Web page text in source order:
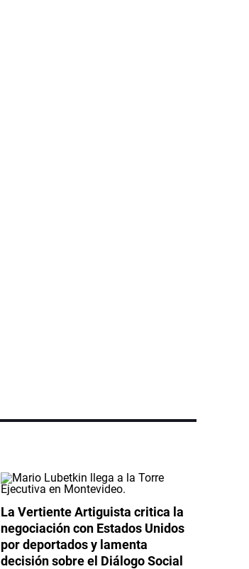
La Vertiente Artiguista critica la
negociación con Estados Unidos
por deportados y lamenta
decisión sobre el Diálogo Social